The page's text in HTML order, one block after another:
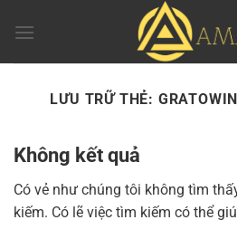
đến
LƯU TRỮ THẺ:
Không kết quả
Có vẻ như chúng tôi không tìm
kiếm. Có lẽ việc tìm kiếm có thể